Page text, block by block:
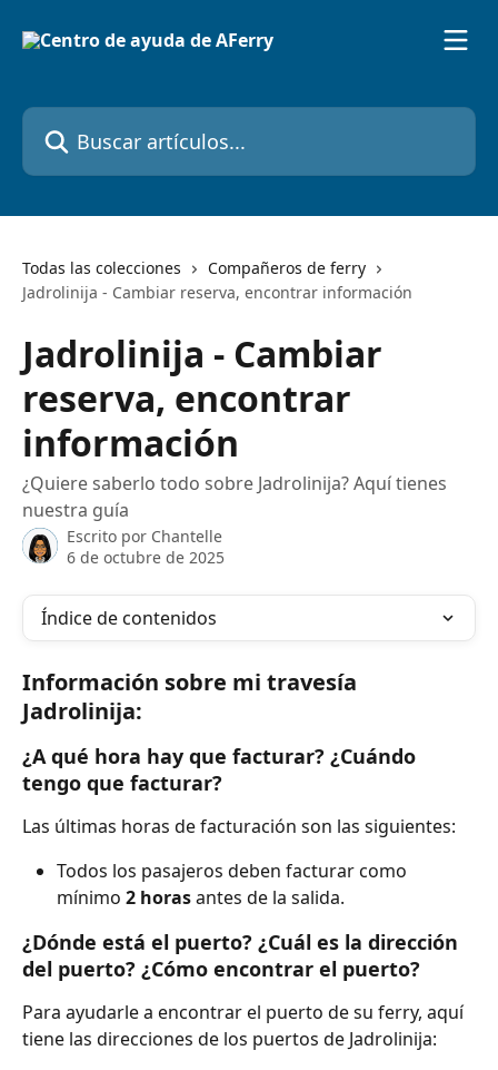
Buscar artículos...
Todas las colecciones
Compañeros de ferry
Jadrolinija - Cambiar reserva, encontrar información
Jadrolinija - Cambiar
reserva, encontrar
información
¿Quiere saberlo todo sobre Jadrolinija? Aquí tienes
nuestra guía
Escrito por Chantelle
6 de octubre de 2025
Índice de contenidos
Información sobre mi travesía
Jadrolinija:
¿A qué hora hay que facturar? ¿Cuándo
tengo que facturar?
Las últimas horas de facturación son las siguientes:
Todos los pasajeros deben facturar como
mínimo 2 horas antes de la salida.
¿Dónde está el puerto? ¿Cuál es la dirección
del puerto? ¿Cómo encontrar el puerto?
Para ayudarle a encontrar el puerto de su ferry, aquí
tiene las direcciones de los puertos de Jadrolinija: